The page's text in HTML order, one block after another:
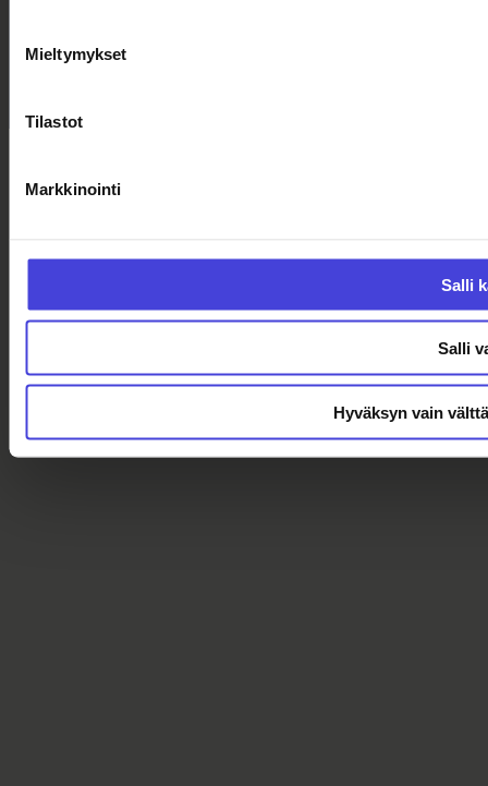
Mieltymykset
Tilastot
Markkinointi
Salli
Salli
Hyväksyn vain